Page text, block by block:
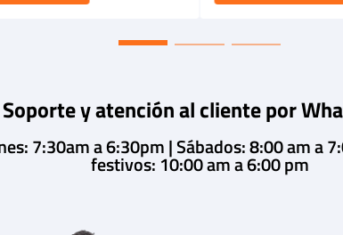
Soporte y atención al cliente por
7:30am a 6:30pm | Sábados: 8:00 am a
festivos: 10:00 am a 6:00 pm